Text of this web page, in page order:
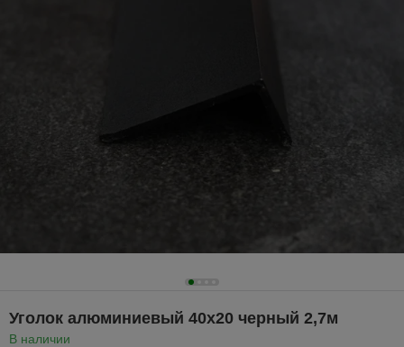
Уголок алюминиевый 40х20 черный 2,7м
В наличии